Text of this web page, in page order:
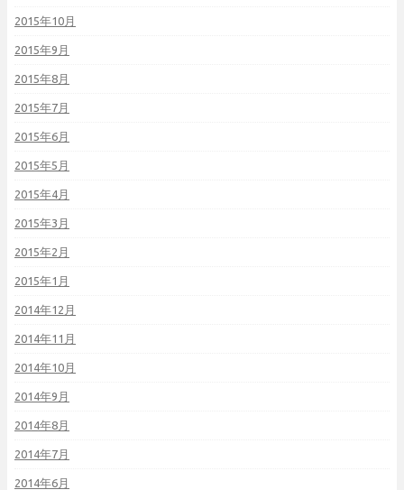
2015年10月
2015年9月
2015年8月
2015年7月
2015年6月
2015年5月
2015年4月
2015年3月
2015年2月
2015年1月
2014年12月
2014年11月
2014年10月
2014年9月
2014年8月
2014年7月
2014年6月